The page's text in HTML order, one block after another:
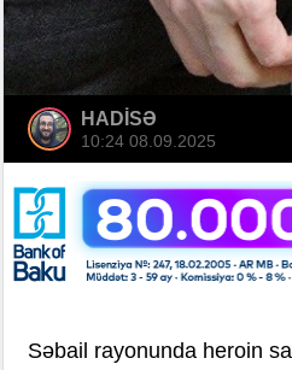
HADİSƏ
10:24 08.09.2025
Səbail rayonunda heroin